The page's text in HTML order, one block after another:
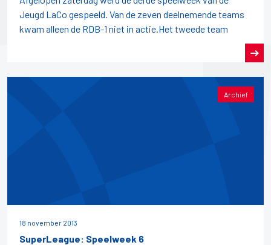
Jeugd LaCo gespeeld. Van de zeven deelnemende teams
kwam alleen de RDB-1 niet in actie.Het tweede team
Archief
18 november 2013
SuperLeague: Speelweek 6